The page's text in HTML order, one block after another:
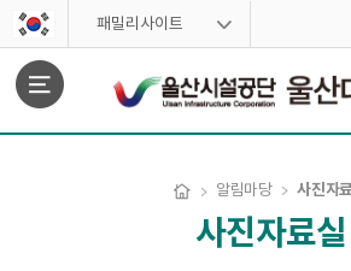
스킵네비게이션
패밀리사이트
알림마당 사진자
사진자료실